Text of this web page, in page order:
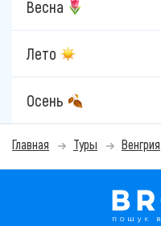
Весна
Лето
Осень
Главная Туры Венгрия